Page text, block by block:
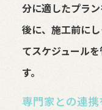
分に適したプラ
後に、施工前に
てスケジュール
す。
専門家との連